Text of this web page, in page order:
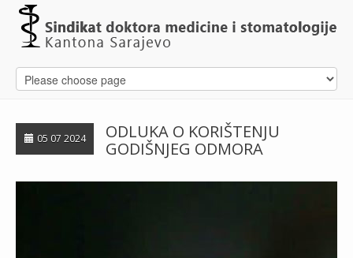
05 07 2024
ODLUKA O KORIŠTENJU
GODIŠNJEG ODMORA